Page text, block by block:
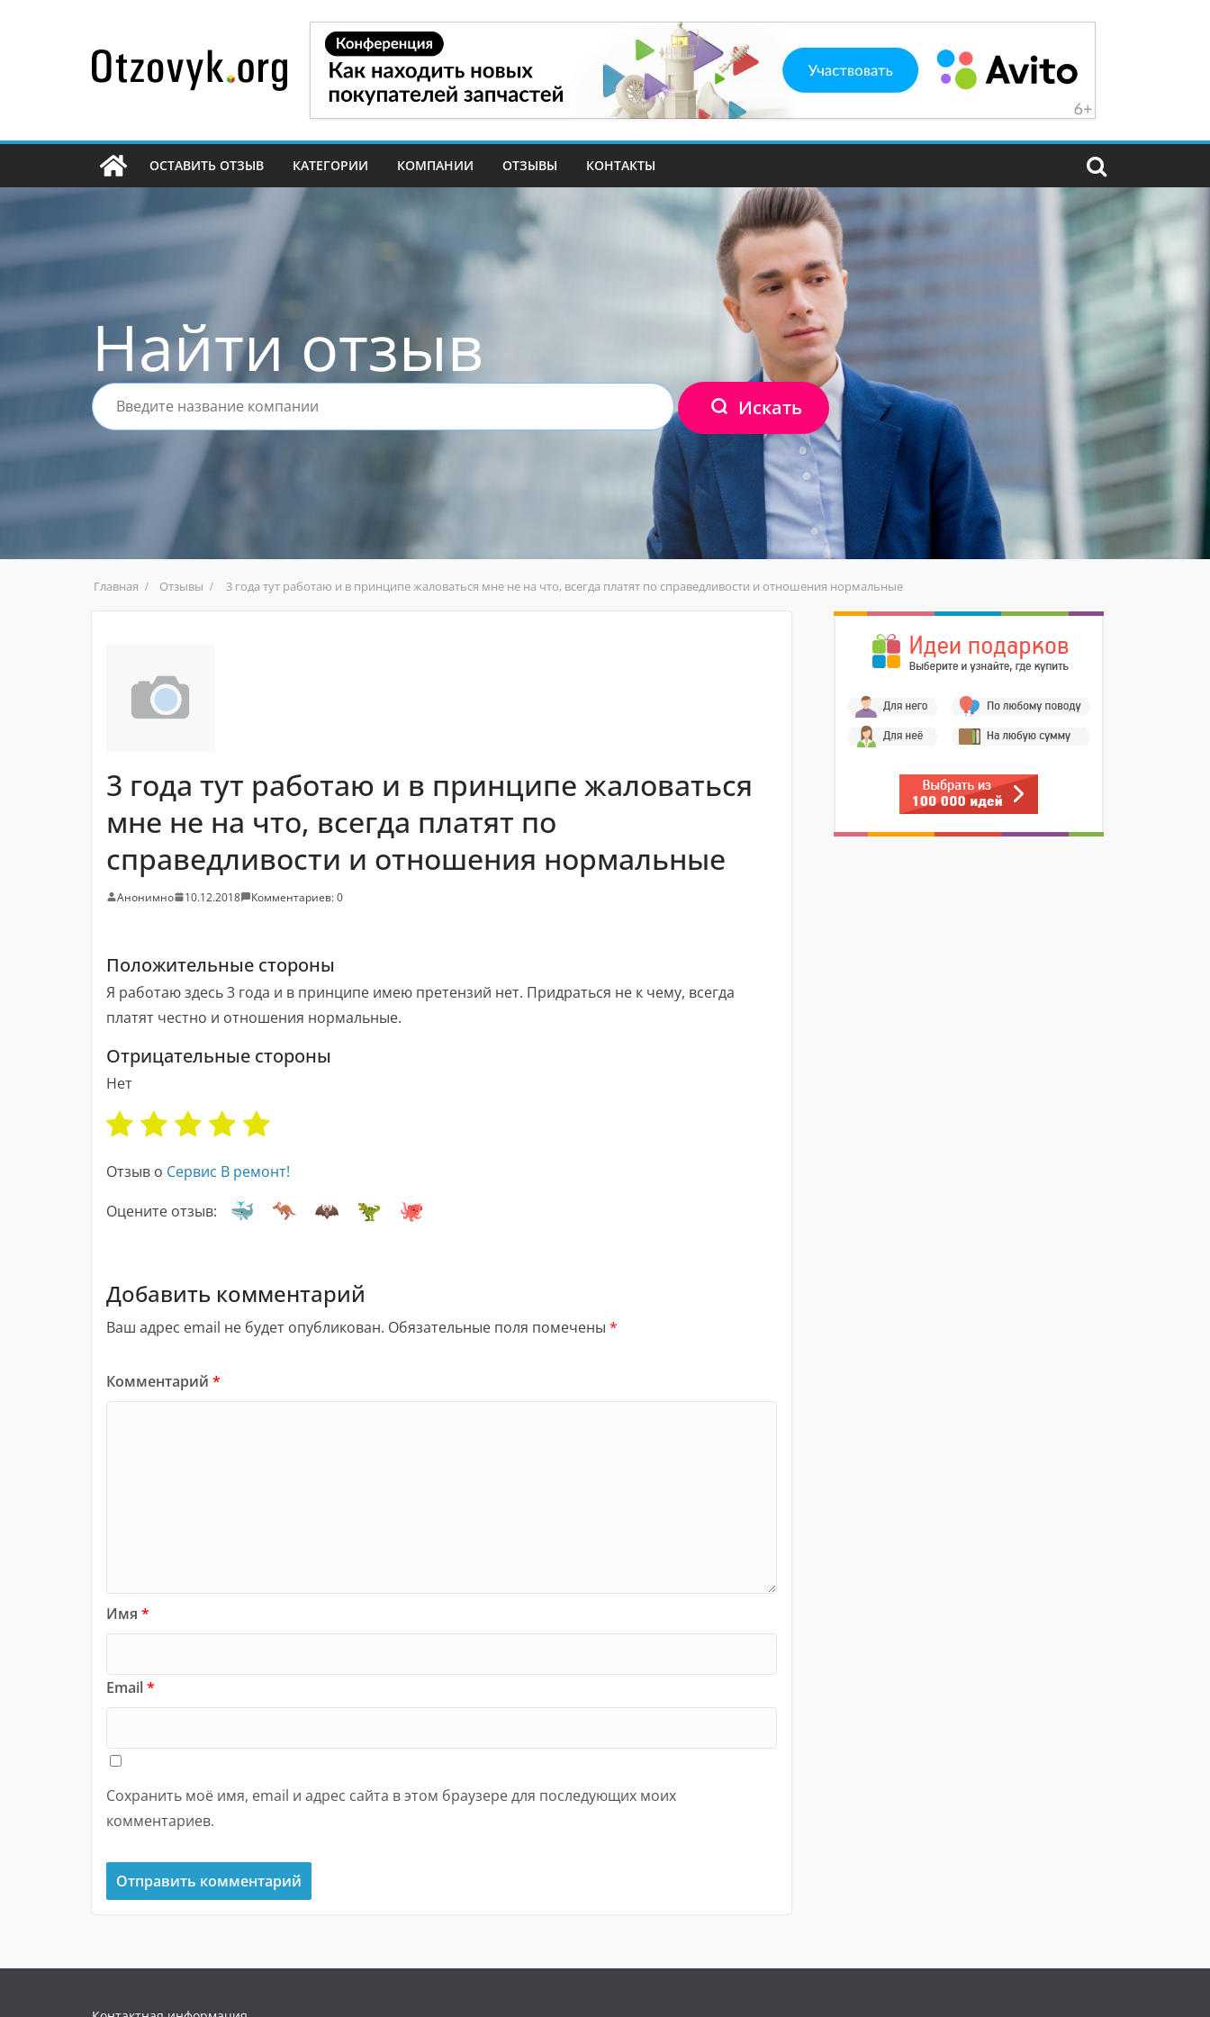
содержимому
ОСТАВИТЬ ОТЗЫВ КАТЕГОРИИ КОМПАНИИ ОТЗЫВЫ КОНТАКТЫ
Найти отзыв
Искать
Главная Отзывы 3 года тут работаю и в принципе жаловаться мне не на что, всегда платят по справедливости и отношения нормальные
3 года тут работаю и в принципе жаловаться
мне не на что, всегда платят по
справедливости и отношения нормальные
Анонимно 10.12.2018 Комментариев: 0
Положительные стороны
Я работаю здесь 3 года и в принципе имею претензий нет. Придраться не к чему, всегда
платят честно и отношения нормальные.
Отрицательные стороны
Нет
Отзыв о Сервис В ремонт!
Оцените отзыв:
Добавить комментарий
Ваш адрес email не будет опубликован. Обязательные поля помечены *
Комментарий *
Имя *
Email*
Сохранить моё имя, email и адрес сайта в этом браузере для последующих моих
комментариев.